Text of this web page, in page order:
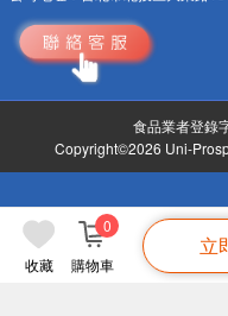
收藏 購物車
0
立
食品業者登錄
Copyright©2026 Uni-